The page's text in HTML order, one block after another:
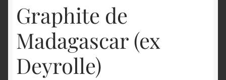
Graphite de
Madagascar (ex
Deyrolle)